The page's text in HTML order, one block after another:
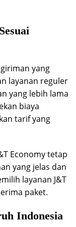
yang
layanan reguler
yang lebih lama
biaya
tarif yang
Economy tetap
yang jelas dan
layanan J&T
paket.
Indonesia